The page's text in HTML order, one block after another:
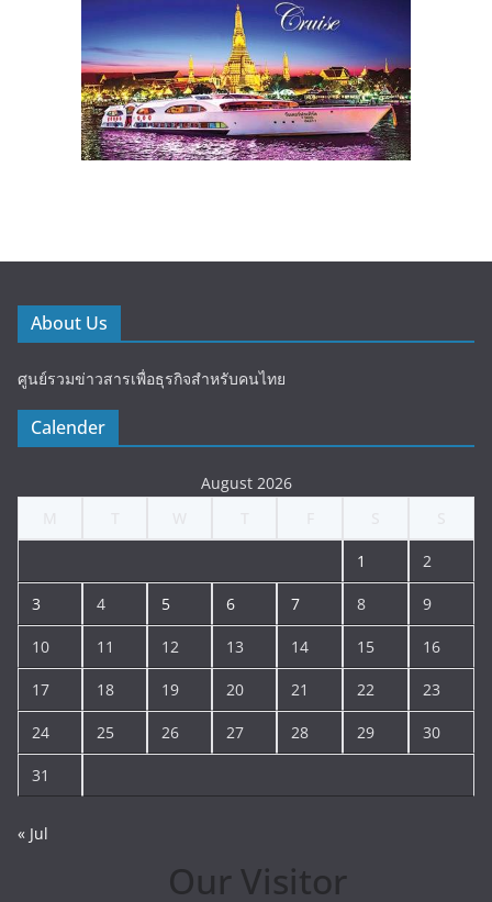
About Us
ศูนย์รวมข่าวสารเพื่อธุรกิจสำหรับคนไทย
Calender
August 2026
1 2
3 4 5 6 7 8 9
10 11 12 13 14 15 16
17 18 19 20 21 22 23
24 25 26 27 28 29 30
31
« Jul
Our Visitor